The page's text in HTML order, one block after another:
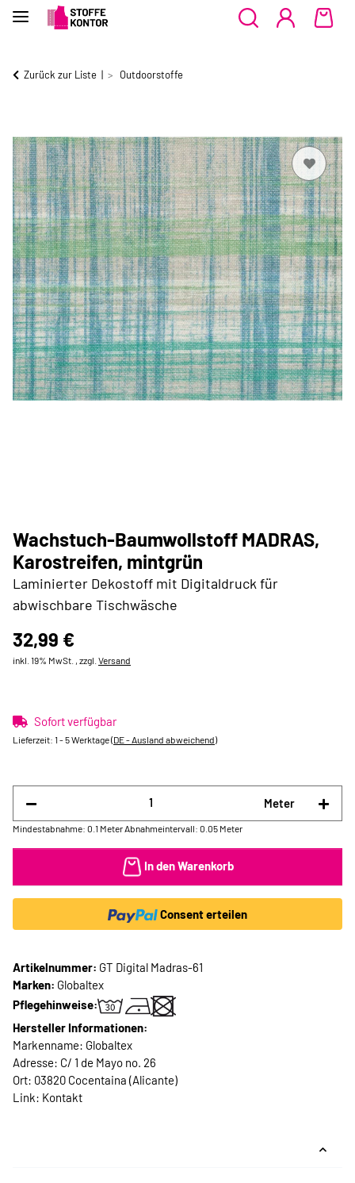
Zurück zur Liste Outdoorstoffe
Wachstuch-Baumwollstoff MADRAS,
Karostreifen, mintgrün
Laminierter Dekostoff mit Digitaldruck für
abwischbare Tischwäsche
32,99 €
inkl. 19% MwSt. , zzgl. Versand
Sofort verfügbar
Lieferzeit: 1 - 5 Werktage(DE - Ausland abweichend)
Meter
Mindestabnahme: 0.1 Meter Abnahmeintervall: 0.05 Meter
In den Warenkorb
Consent erteilen
Artikelnummer: GT Digital Madras-61
Marken: Globaltex
Pflegehinweise:
Hersteller Informationen:
Markenname: Globaltex
Adresse: C/ 1 de Mayo no. 26
Ort: 03820 Cocentaina (Alicante)
Link: Kontakt